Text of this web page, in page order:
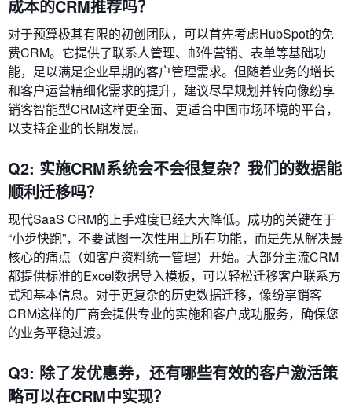
成本的CRM推荐吗？
对于预算极其有限的初创团队，可以首先考虑HubSpot的免
费CRM。它提供了联系人管理、邮件营销、表单等基础功
能，足以满足企业早期的客户管理需求。但随着业务的增长
和客户运营精细化需求的提升，建议尽早规划并转向像纷享
销客智能型CRM这样更全面、更适合中国市场环境的平台，
以支持企业的长期发展。
Q2: 实施CRM系统会不会很复杂？我们的数据能
顺利迁移吗？
现代SaaS CRM的上手难度已经大大降低。成功的关键在于
“小步快跑”，不要试图一次性用上所有功能，而是先从解决最
核心的痛点（如客户资料统一管理）开始。大部分主流CRM
都提供标准的Excel数据导入模板，可以轻松迁移客户联系方
式和基本信息。对于更复杂的历史数据迁移，像纷享销客
CRM这样的厂商会提供专业的实施和客户成功服务，确保您
的业务平稳过渡。
Q3: 除了发优惠券，还有哪些有效的客户激活策
略可以在CRM中实现？